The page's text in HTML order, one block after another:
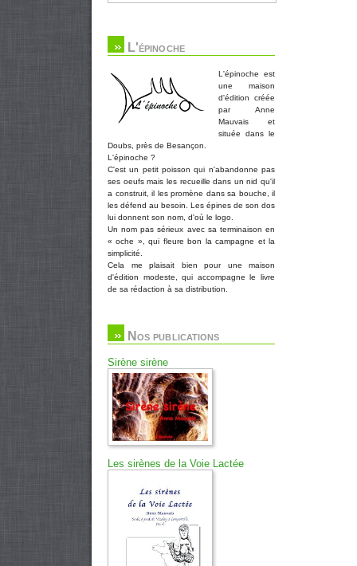
L'épinoche
L'épinoche est
une maison
d'édition créée
par Anne
Mauvais et
située dans le
Doubs, près de Besançon.
L'épinoche ?
C'est un petit poisson qui n'abandonne pas
ses oeufs mais les recueille dans un nid qu'il
a construit, il les promène dans sa bouche, il
les défend au besoin. Les épines de son dos
lui donnent son nom, d'où le logo.
Un nom pas sérieux avec sa terminaison en
« oche », qui fleure bon la campagne et la
simplicité.
Cela me plaisait bien pour une maison
d'édition modeste, qui accompagne le livre
de sa rédaction à sa distribution.
Nos publications
Sirène sirène
Les sirènes de la Voie Lactée